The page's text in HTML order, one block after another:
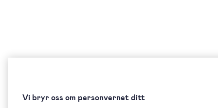
Vi bryr oss om personvernet ditt